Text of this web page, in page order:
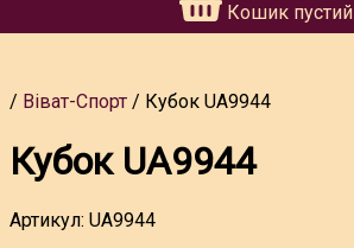
Кошик пустий
Віват-Спорт Кубок UA9944
Кубок UA9944
Артикул: UA9944